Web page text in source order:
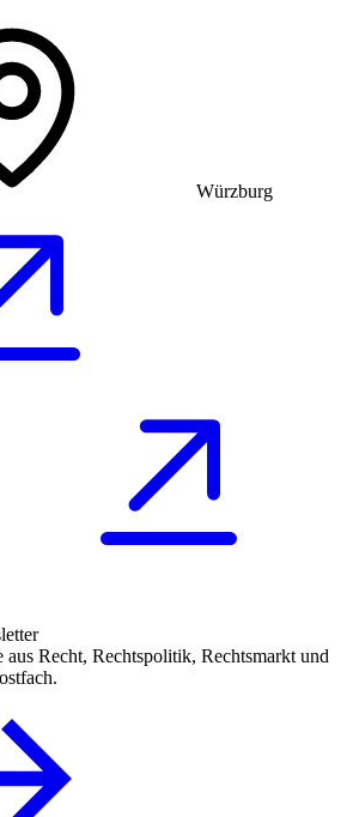
Würzburg
aus Recht, Rechtspolitik, Rechtsmarkt und